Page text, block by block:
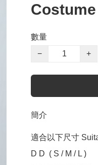
Costume
數量
−
+
簡介
適合以下尺寸
D D  ( S / M / L )